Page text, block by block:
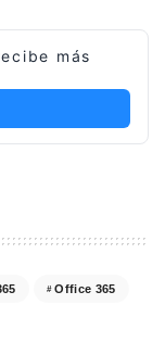
más
Office 365